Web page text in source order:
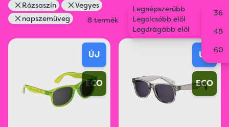
Rózsaszín
Vegyes
napszemüveg
8 termék
Legnépszerűbb
Legolcsóbb elöl
Legdrágább elöl
36
48
60
ÚJ
ECO
ÚJ
ECO